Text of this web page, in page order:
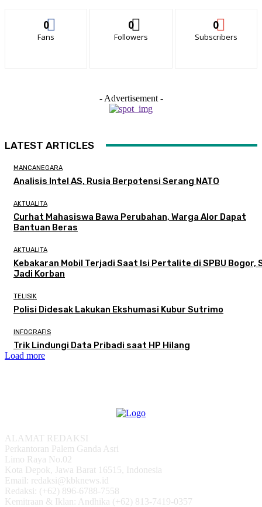
0
Fans
0
Followers
0
Subscribers
- Advertisement -
LATEST ARTICLES
MANCANEGARA
Analisis Intel AS, Rusia Berpotensi Serang NATO
AKTUALITA
Curhat Mahasiswa Bawa Perubahan, Warga Alor Dapat
Bantuan Beras
AKTUALITA
Kebakaran Mobil Terjadi Saat Isi Pertalite di SPBU Bogor,
Jadi Korban
TELISIK
Polisi Didesak Lakukan Ekshumasi Kubur Sutrimo
INFOGRAFIS
Trik Lindungi Data Pribadi saat HP Hilang
Load more
ALAMAT REDAKSI
Perkantoran Palem Ganda Asri
Limo Raya No.02
Kota Depok, Jawa Barat 16515, Indonesia
Email: redaksi@kbknews.id
Redaksi: (+62) 896-6788-7558
Kemitraan & Iklan: Andhika (+62) 813-7419-0357